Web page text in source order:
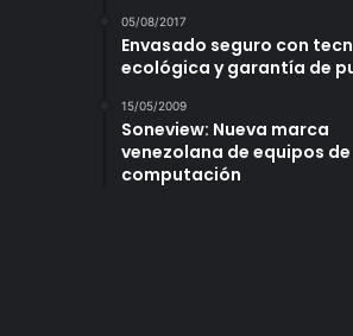
05/08/2017
Envasado seguro con
ecológica y garantía de
15/05/2009
Soneview: Nueva marca
venezolana de equipos de
computación